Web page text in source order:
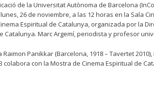
de la Universitat Autònoma de Barcelona
26 de noviembre, a las 12 horas en la Sala
Espiritual de Catalunya, organizada por la
Catalunya. Marc Argemí, periodista y profesor
Panikkar (Barcelona, 1918 – Tavertet
colabora con la Mostra de Cinema Espiritual de